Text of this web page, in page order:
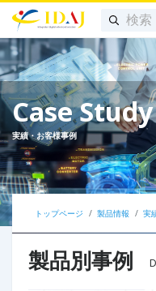
Case Study
実績・お客様事例
トップページ 製品情報 実
製品別事例